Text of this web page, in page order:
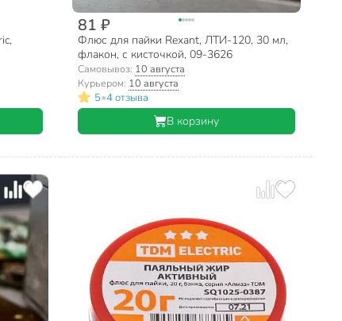
81 ₽
Флюс для пайки Rexant, ЛТИ-120, 30 мл,
флакон, с кисточкой, 09-3626
Самовывоз: 10 августа
Курьером: 10 августа
5•4 отзыва
В корзину